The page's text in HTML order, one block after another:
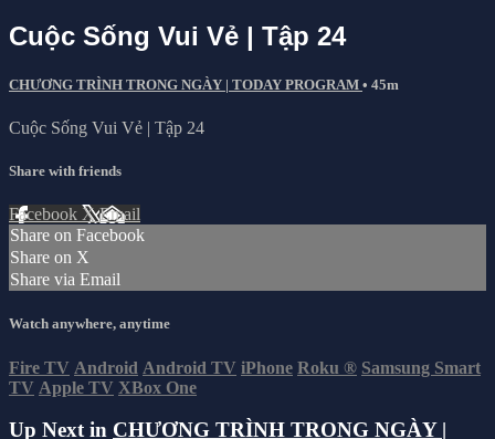
Cuộc Sống Vui Vẻ | Tập 24
CHƯƠNG TRÌNH TRONG NGÀY | TODAY PROGRAM • 45m
Cuộc Sống Vui Vẻ | Tập 24
Share with friends
Facebook XEmail
Share on Facebook
Share on X
Share via Email
Watch anywhere, anytime
Fire TV Android Android TV iPhone Roku ® Samsung Smart
TV Apple TV XBox One
Up Next in CHƯƠNG TRÌNH TRONG NGÀY |